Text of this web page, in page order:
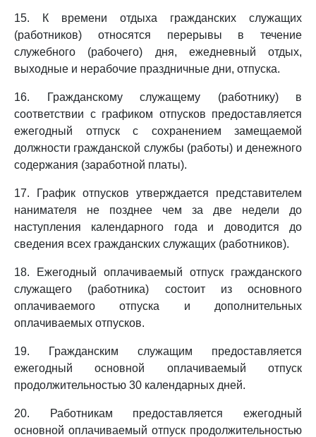
15. К времени отдыха гражданских служащих
(работников) относятся перерывы в течение
служебного (рабочего) дня, ежедневный отдых,
выходные и нерабочие праздничные дни, отпуска.
16. Гражданскому служащему (работнику) в
соответствии с графиком отпусков предоставляется
ежегодный отпуск с сохранением замещаемой
должности гражданской службы (работы) и денежного
содержания (заработной платы).
17. График отпусков утверждается представителем
нанимателя не позднее чем за две недели до
наступления календарного года и доводится до
сведения всех гражданских служащих (работников).
18. Ежегодный оплачиваемый отпуск гражданского
служащего (работника) состоит из основного
оплачиваемого отпуска и дополнительных
оплачиваемых отпусков.
19. Гражданским служащим предоставляется
ежегодный основной оплачиваемый отпуск
продолжительностью 30 календарных дней.
20. Работникам предоставляется ежегодный
основной оплачиваемый отпуск продолжительностью